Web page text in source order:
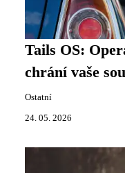
Tails OS:
chrání vaše
Ostatní
24. 05. 2026